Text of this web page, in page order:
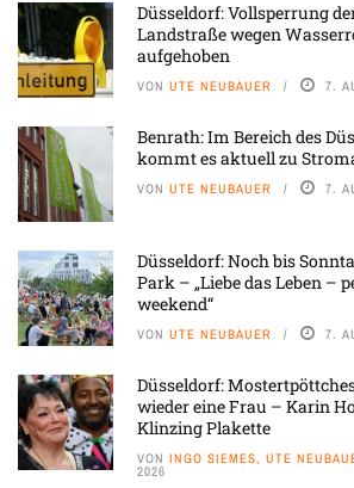
Düsseldorf: Vollsperrung
Landstraße wegen
aufgehoben
VON UTE NEUBAUER 7.
Benrath: Im Bereich des
kommt es aktuell zu
VON UTE NEUBAUER 7.
Düsseldorf: Noch bis
Park – „Liebe das Leben –
weekend“
VON UTE NEUBAUER 7.
Düsseldorf:
wieder eine Frau – Karin
Klinzing Plakette
VON INGO SIEMES, UTE
2026